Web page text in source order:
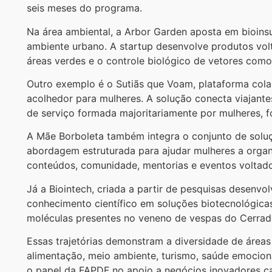
seis meses do programa.
Na área ambiental, a Arbor Garden aposta em
ambiente urbano. A startup desenvolve produtos
áreas verdes e o controle biológico de vetores
Outro exemplo é o Sutiãs que Voam, plataforma
acolhedor para mulheres. A solução conecta
de serviço formada majoritariamente por mulheres,
A Mãe Borboleta também integra o conjunto de
abordagem estruturada para ajudar mulheres a
conteúdos, comunidade, mentorias e eventos
Já a Biointech, criada a partir de pesquisas
conhecimento científico em soluções
moléculas presentes no veneno de vespas do
Essas trajetórias demonstram a diversidade de
alimentação, meio ambiente, turismo, saúde